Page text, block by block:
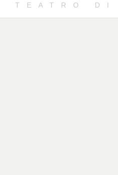
TEATRO DI